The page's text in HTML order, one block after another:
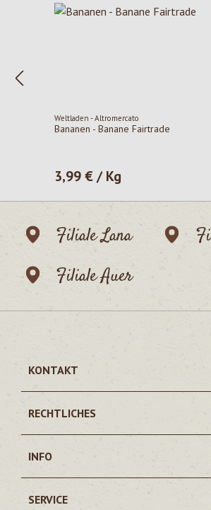
Weltladen - Altromercato
Bananen - Banane Fairtrade
Regulärer Preis:
3,99 € / Kg
Filiale Lana
Filiale Auer
KONTAKT
RECHTLICHES
INFO
SERVICE